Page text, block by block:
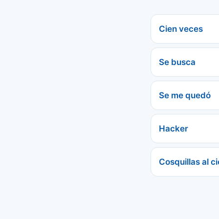
Cien veces
Se busca
Se me quedó
Hacker
Cosquillas al